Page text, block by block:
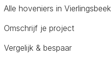
Alle hoveniers in Vierlingsbeek
Omschrijf je project
Vergelijk & bespaar